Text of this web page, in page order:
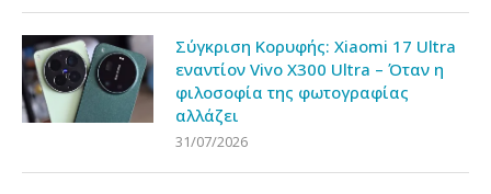
Σύγκριση Κορυφής: Xiaomi 17 Ultra
εναντίον Vivo X300 Ultra – Όταν η
φιλοσοφία της φωτογραφίας
αλλάζει
31/07/2026